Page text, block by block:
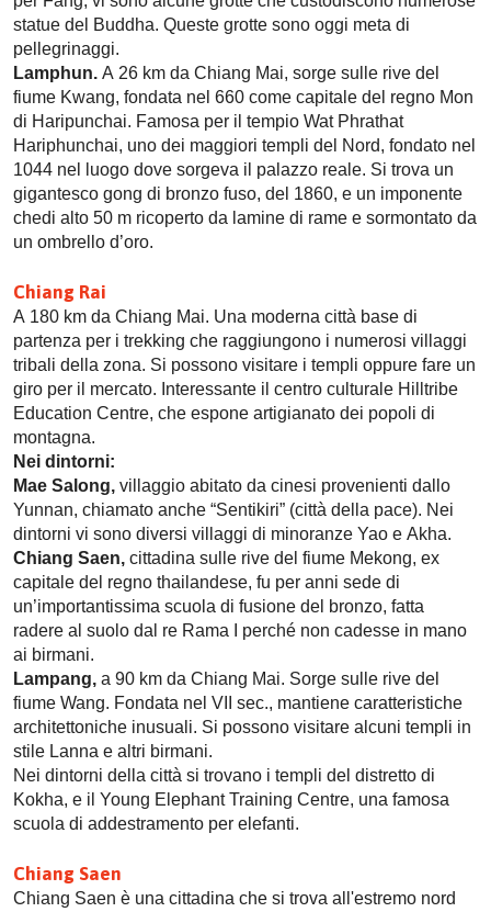
statue del Buddha. Queste grotte sono oggi meta di
pellegrinaggi.
Lamphun. A 26 km da Chiang Mai, sorge sulle rive del
fiume Kwang, fondata nel 660 come capitale del regno Mon
di Haripunchai. Famosa per il tempio Wat Phrathat
Hariphunchai, uno dei maggiori templi del Nord, fondato nel
1044 nel luogo dove sorgeva il palazzo reale. Si trova un
gigantesco gong di bronzo fuso, del 1860, e un imponente
chedi alto 50 m ricoperto da lamine di rame e sormontato da
un ombrello d’oro.
Chiang Rai
A 180 km da Chiang Mai. Una moderna città base di
partenza per i trekking che raggiungono i numerosi villaggi
tribali della zona. Si possono visitare i templi oppure fare un
giro per il mercato. Interessante il centro culturale Hilltribe
Education Centre, che espone artigianato dei popoli di
montagna.
Nei dintorni:
Mae Salong, villaggio abitato da cinesi provenienti dallo
Yunnan, chiamato anche “Sentikiri” (città della pace). Nei
dintorni vi sono diversi villaggi di minoranze Yao e Akha.
Chiang Saen, cittadina sulle rive del fiume Mekong, ex
capitale del regno thailandese, fu per anni sede di
un’importantissima scuola di fusione del bronzo, fatta
radere al suolo dal re Rama I perché non cadesse in mano
ai birmani.
Lampang,a 90 km da Chiang Mai. Sorge sulle rive del
fiume Wang. Fondata nel VII sec., mantiene caratteristiche
architettoniche inusuali. Si possono visitare alcuni templi in
stile Lanna e altri birmani.
Nei dintorni della città si trovano i templi del distretto di
Kokha, e il Young Elephant Training Centre, una famosa
scuola di addestramento per elefanti.
Chiang Saen
Chiang Saen è una cittadina che si trova all'estremo nord